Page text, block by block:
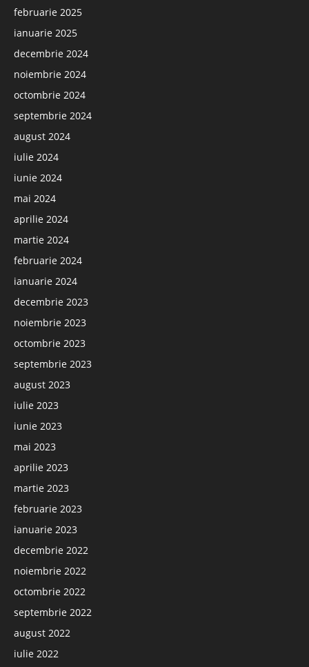
februarie 2025
ianuarie 2025
decembrie 2024
noiembrie 2024
octombrie 2024
septembrie 2024
august 2024
iulie 2024
iunie 2024
mai 2024
aprilie 2024
martie 2024
februarie 2024
ianuarie 2024
decembrie 2023
noiembrie 2023
octombrie 2023
septembrie 2023
august 2023
iulie 2023
iunie 2023
mai 2023
aprilie 2023
martie 2023
februarie 2023
ianuarie 2023
decembrie 2022
noiembrie 2022
octombrie 2022
septembrie 2022
august 2022
iulie 2022